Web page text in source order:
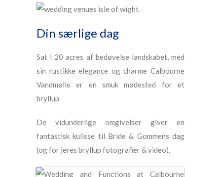
Din særlige dag
Sat i 20 acres af bedøvelse landskabet, med
sin rustikke elegance og charme Calbourne
Vandmølle er en smuk mødested for et
bryllup.
De vidunderlige omgivelser giver en
fantastisk kulisse til Bride & Gommens dag
(og for jeres bryllup fotografier & video).